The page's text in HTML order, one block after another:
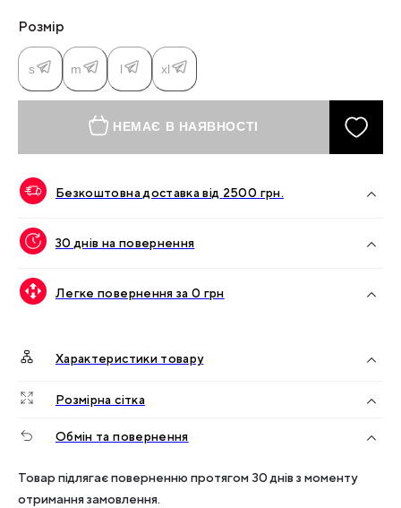
Розмір
s m l xl
НЕМАЄ В НАЯВНОСТІ
Безкоштовна доставка від 2500 грн.
30 днів на повернення
Легке повернення за 0 грн
Характеристики товару
Розмірна сітка
Обмін та повернення
Товар підлягає поверненню протягом 30 днів з моменту
отримання замовлення.